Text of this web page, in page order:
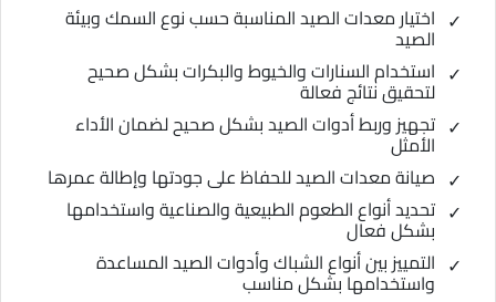
اختيار معدات الصيد المناسبة حسب نوع السمك وبيئة
الصيد
استخدام السنارات والخيوط والبكرات بشكل صحيح
لتحقيق نتائج فعالة
تجهيز وربط أدوات الصيد بشكل صحيح لضمان الأداء
الأمثل
صيانة معدات الصيد للحفاظ على جودتها وإطالة عمرها
تحديد أنواع الطعوم الطبيعية والصناعية واستخدامها
بشكل فعال
التمييز بين أنواع الشباك وأدوات الصيد المساعدة
واستخدامها بشكل مناسب